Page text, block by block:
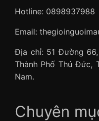
Hotline: 0898937988
Email:
Địa chỉ: 51 Đường
Thành Phố Thủ Đức,
Nam.
Chuyên